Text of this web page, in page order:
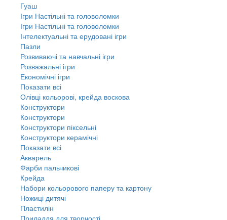
Гуаш
Ігри Настільні та головоломки
Ігри Настільні та головоломки
Інтелектуальні та ерудовані ігри
Пазли
Розвиваючі та навчальні ігри
Розважальні ігри
Економічні ігри
Показати всі
Олівці кольорові, крейда воскова
Конструктори
Конструктори
Конструктори піксельні
Конструктори керамічні
Показати всі
Акварель
Фарби пальчикові
Крейда
Набори кольорового паперу та картону
Ножиці дитячі
Пластилін